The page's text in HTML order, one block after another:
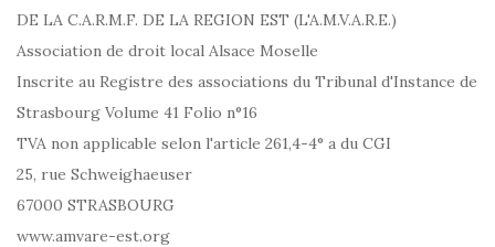
DE LA C.A.R.M.F. DE LA REGION EST (L'A.M.V.A.R.E.)
Association de droit local Alsace Moselle
Inscrite au Registre des associations du Tribunal d'Instance de
Strasbourg Volume 41 Folio n°16
TVA non applicable selon l'article 261,4-4° a du CGI
25, rue Schweighaeuser
67000 STRASBOURG
www.amvare-est.org